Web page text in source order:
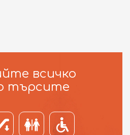
всичко
търсите